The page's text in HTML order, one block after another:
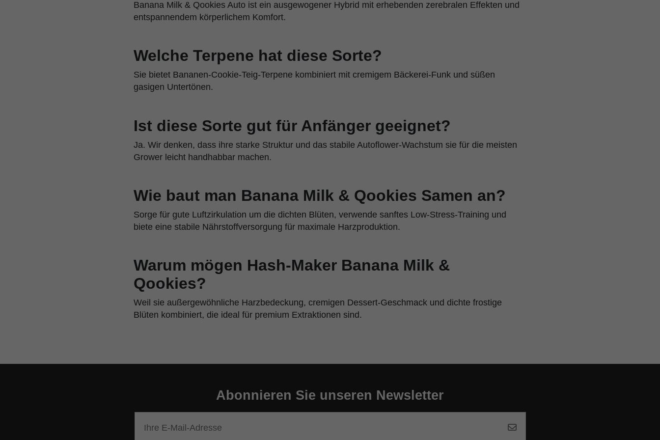
Banana Milk & Qookies Auto ist ein ausgewogener Hybrid mit erhebenden zerebralen Effekten und
entspannendem körperlichem Komfort.
Welche Terpene hat diese Sorte?
Sie bietet Bananen-Cookie-Teig-Terpene kombiniert mit cremigem Bäckerei-Funk und süßen
gasigen Untertönen.
Ist diese Sorte gut für Anfänger geeignet?
Ja. Wir denken, dass ihre starke Struktur und das stabile Autoflower-Wachstum sie für die meisten
Grower leicht handhabbar machen.
Wie baut man Banana Milk & Qookies Samen an?
Sorge für gute Luftzirkulation um die dichten Blüten, verwende sanftes Low-Stress-Training und
biete eine stabile Nährstoffversorgung für maximale Harzproduktion.
Warum mögen Hash-Maker Banana Milk &
Qookies?
Weil sie außergewöhnliche Harzbedeckung, cremigen Dessert-Geschmack und dichte frostige
Blüten kombiniert, die ideal für premium Extraktionen sind.
Abonnieren Sie unseren Newsletter